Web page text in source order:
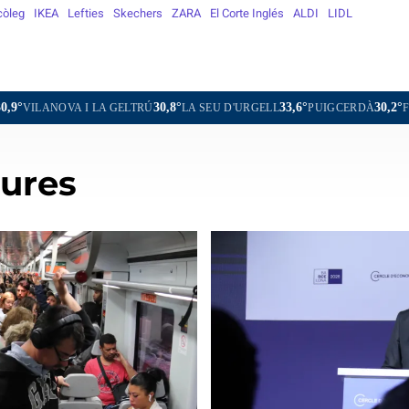
IKEA Lefties Skechers ZARA El Corte Inglés ALDI LIDL
30,8°LA SEU D'URGELL33,6°PUIGCERDÀ30,2°FIGUERES35,9°